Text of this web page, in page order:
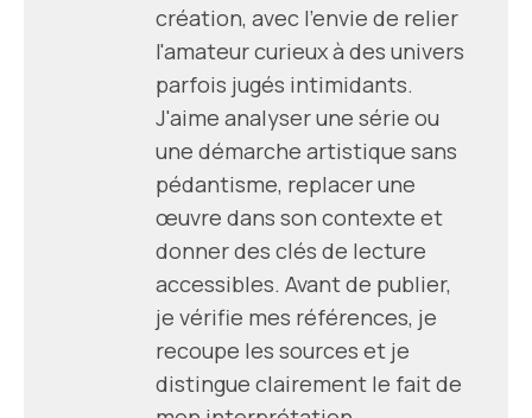
création, avec l'envie de relier
l'amateur curieux à des univers
parfois jugés intimidants.
J'aime analyser une série ou
une démarche artistique sans
pédantisme, replacer une
œuvre dans son contexte et
donner des clés de lecture
accessibles. Avant de publier,
je vérifie mes références, je
recoupe les sources et je
distingue clairement le fait de